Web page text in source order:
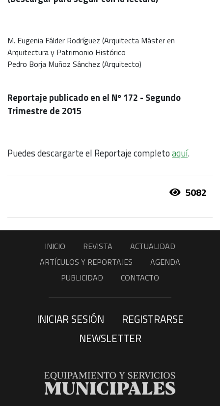
M. Eugenia Fálder Rodríguez (Arquitecta Máster en
Arquitectura y Patrimonio Histórico
Pedro Borja Muñoz Sánchez (Arquitecto)
Reportaje publicado en el Nº 172 - Segundo
Trimestre de 2015
Puedes descargarte el Reportaje completoaquí.
5082
INICIO REVISTA
ACTUALIDAD
ARTÍCULOS Y REPORTAJES
AGENDA
PUBLICIDAD
CONTACTO
INICIAR SESIÓN
REGISTRARSE
NEWSLETTER